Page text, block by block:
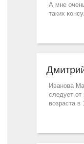
А мне
таких
Иванова
следует от
возраста в